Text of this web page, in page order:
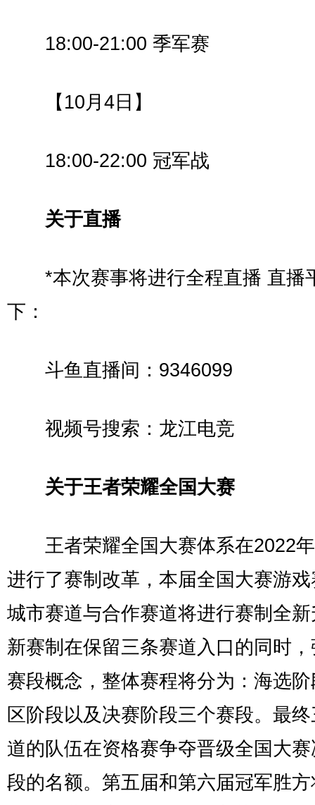
18:00-21:00 季军赛
【10月4日】
18:00-22:00 冠军战
关于直播
*本次赛事将进行全程直播 直播
下：
斗鱼直播间：9346099
视频号搜索：龙江电竞
关于王者荣耀全国大赛
王者荣耀全国大赛体系在2022
进行了赛制改革，本届全国大赛游
城市赛道与合作赛道将进行赛制全
新赛制在保留三条赛道入口的同时
赛段概念，整体赛程将分为：海选
区阶段以及决赛阶段三个赛段。最
道的队伍在资格赛争夺晋级全国大
段的名额。第五届和第六届冠军胜